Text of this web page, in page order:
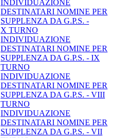
INDIVIDUAZIONE
DESTINATARI NOMINE PER
SUPPLENZA DA G.P.S. -
X TURNO
INDIVIDUAZIONE
DESTINATARI NOMINE PER
SUPPLENZA DA G.P.S. - IX
TURNO
INDIVIDUAZIONE
DESTINATARI NOMINE PER
SUPPLENZA DA G.P.S. - VIII
TURNO
INDIVIDUAZIONE
DESTINATARI NOMINE PER
SUPPLENZA DA G.P.S. - VII